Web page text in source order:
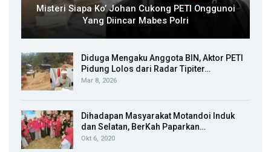
Misteri Siapa Ko’ Johan Cukong PETI Onggunoi
Yang Diincar Mabes Polri
Diduga Mengaku Anggota BIN, Aktor PETI
Pidung Lolos dari Radar Tipiter…
Mar 8, 2026
Dihadapan Masyarakat Motandoi Induk
dan Selatan, BerKah Paparkan…
Okt 6, 2020